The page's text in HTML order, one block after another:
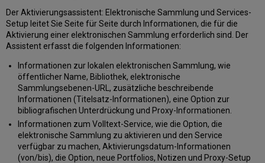
Der Aktivierungsassistent: Elektronische Sammlung und Services-
Setup leitet Sie Seite für Seite durch Informationen, die für die
Aktivierung einer elektronischen Sammlung erforderlich sind. Der
Assistent erfasst die folgenden Informationen:
Informationen zur lokalen elektronischen Sammlung, wie
öffentlicher Name, Bibliothek, elektronische
Sammlungsebenen-URL, zusätzliche beschreibende
Informationen (Titelsatz-Informationen), eine Option zur
bibliografischen Unterdrückung und Proxy-Informationen.
Informationen zum Volltext-Service, wie die Option, die
elektronische Sammlung zu aktivieren und den Service
verfügbar zu machen, Aktivierungsdatum-Informationen
(von/bis), die Option, neue Portfolios, Notizen und Proxy-Setup